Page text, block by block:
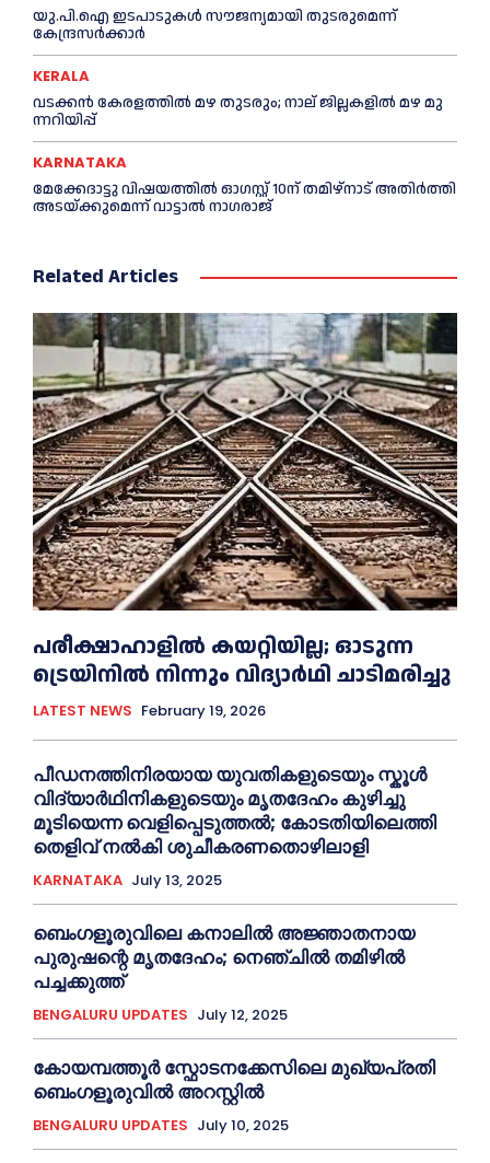
യു.പി.ഐ ഇടപാടുകൾ സൗജന്യമായി തുടരുമെന്ന്
കേന്ദ്രസർക്കാർ
KERALA
വ​ട​ക്ക​ൻ കേരളത്തില്‍ മഴ തുടരും; നാ​ല് ജി​ല്ല​ക​ളി​ൽ മ​ഴ മു​
ന്ന​റി​യി​പ്പ്
KARNATAKA
മേക്കേദാട്ടു വിഷയത്തിൽ ഓഗസ്റ്റ് 10ന് തമിഴ്നാട് അതിർത്തി
അടയ്ക്കുമെന്ന് വാട്ടാൽ നാഗരാജ്
Related Articles
പരീക്ഷാഹാളിൽ കയറ്റിയില്ല; ഓടുന്ന
ട്രെയിനിൽ നിന്നും വിദ്യാർഥി ചാടിമരിച്ചു
LATEST NEWS February 19, 2026
പീഡനത്തിനിരയായ യുവതികളുടെയും സ്കൂൾ
വിദ്യാർഥിനികളുടെയും മൃതദേഹം കുഴിച്ചു
മൂടിയെന്ന വെളിപ്പെടുത്തൽ; കോടതിയിലെത്തി
തെളിവ് നൽകി ശുചീകരണതൊഴിലാളി
KARNATAKA July 13, 2025
ബെംഗളൂരുവിലെ കനാലിൽ അജ്ഞാതനായ
പുരുഷന്റെ മൃതദേഹം; നെഞ്ചിൽ തമിഴിൽ
പച്ചക്കുത്ത്
BENGALURU UPDATES July 12, 2025
കോയമ്പത്തൂർ സ്ഫോടനക്കേസിലെ മുഖ്യപ്രതി
ബെംഗളൂരുവിൽ അറസ്റ്റിൽ
BENGALURU UPDATES July 10, 2025